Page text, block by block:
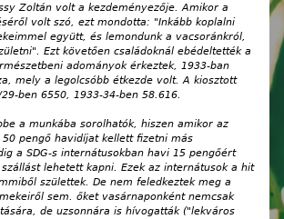
Zoltán volt a kezdeményezője. Amikor a
volt szó, ezt mondotta: "Inkább koplalni
együtt, és lemondunk a vacsoránkról,
Ezt követően családoknál ebédeltették a
adományok érkeztek, 1933-ban
mely a legolcsóbb étkezde volt. A kiosztott
ben 6550, 1933-34-ben 58.616.
a munkába sorolhatók, hiszen amikor az
pengő havidíjat kellett fizetni más
a SDG-s internátusokban havi 15 pengőért
lehetett kapni. Ezek az internátusok a hit
születtek. De nem feledkeztek meg a
sem. őket vasárnaponként nemcsak
de uzsonnára is hívogatták ("lekváros